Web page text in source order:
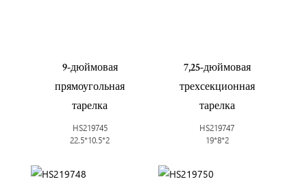
9-дюймовая
прямоугольная
тарелка
HS219745
22.5*10.5*2
7,25-дюймовая
трехсекционная
тарелка
HS219747
19*8*2